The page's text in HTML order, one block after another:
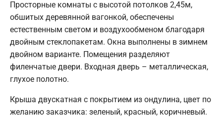
Просторные комнаты с высотой потолков 2,45м,
обшитых деревянной вагонкой, обеспечены
естественным светом и воздухообменом благодаря
двойным стеклопакетам. Окна выполнены в зимнем
двойном варианте. Помещения разделяют
филенчатые двери. Входная дверь – металлическая,
глухое полотно.
Крыша двускатная с покрытием из ондулина, цвет по
желанию заказчика: зеленый, красный, коричневый.